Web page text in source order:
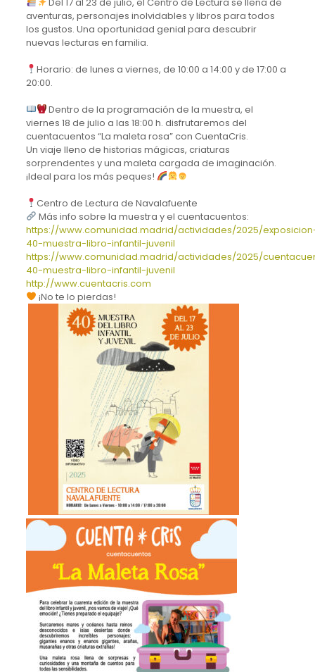
aventuras, personajes inolvidables y libros para todos
los gustos. Una oportunidad genial para descubrir
nuevas lecturas en familia.
Horario: de lunes a viernes, de 10:00 a 14:00 y de 17:00 a
20:00.
Dentro de la programación de la muestra, el
viernes 18 de julio a las 18:00 h. disfrutaremos del
cuentacuentos “La maleta rosa” con CuentaCris.
Un viaje lleno de historias mágicas, criaturas
sorprendentes y una maleta cargada de imaginación.
¡Ideal para los más peques!
Centro de Lectura de Navalafuente
Más info sobre la muestra y el cuentacuentos:
https://www.comunidad.madrid/actividades/2025/
40-muestra-libro-infantil-juvenil
https://www.comunidad.madrid/actividades/2025/
40-muestra-libro-infantil-juvenil
http://www.cuentacris.com
¡No te lo pierdas!